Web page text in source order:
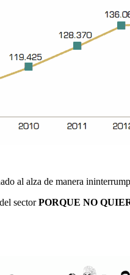
al alza de manera
sectorPORQUE NO